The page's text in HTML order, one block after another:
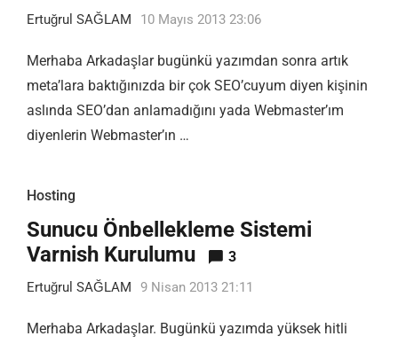
Ertuğrul SAĞLAM 10 Mayıs 2013 23:06
Merhaba Arkadaşlar bugünkü yazımdan sonra artık
meta’lara baktığınızda bir çok SEO’cuyum diyen kişinin
aslında SEO’dan anlamadığını yada Webmaster’ım
diyenlerin Webmaster’ın …
Hosting
Sunucu Önbellekleme Sistemi
Varnish Kurulumu
3
Ertuğrul SAĞLAM 9 Nisan 2013 21:11
Merhaba Arkadaşlar. Bugünkü yazımda yüksek hitli